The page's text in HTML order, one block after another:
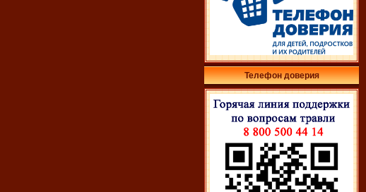
Телефон доверия